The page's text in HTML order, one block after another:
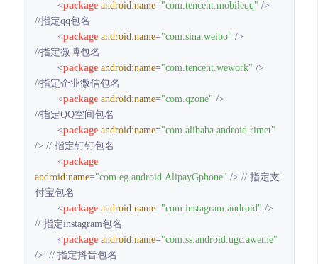
<package android:name="com.tencent.mobileqq" />
//指定qq包名
<package android:name="com.sina.weibo" />
//指定微博包名
<package android:name="com.tencent.wework" />
//指定企业微信包名
<package android:name="com.qzone" />
//指定QQ空间包名
<package android:name="com.alibaba.android.rimet"
/> // 指定钉钉包名
<package
android:name="com.eg.android.AlipayGphone" /> // 指定支
付宝包名
<package android:name="com.instagram.android" />
// 指定instagram包名
<package android:name="com.ss.android.ugc.aweme"
/>
  // 指定抖音包名